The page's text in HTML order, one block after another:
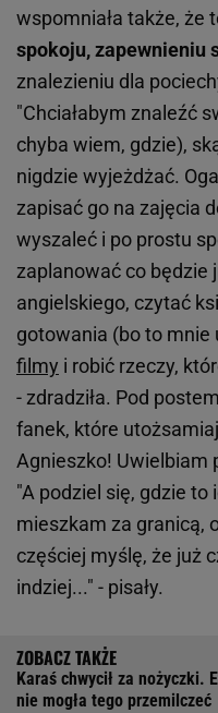
wspomniała także, że
spokoju, zapewnieniu
znalezieniu dla
"Chciałabym znaleźć
chyba wiem, gdzie),
nigdzie wyjeżdżać.
zapisać go na zajęcia
wyszaleć i po prostu
zaplanować co będzie
angielskiego, czytać
gotowania (bo to mnie
filmy i robić rzeczy,
- zdradziła. Pod
fanek, które
Agnieszko! Uwielbiam
"A podziel się, gdzie
mieszkam za granicą,
częściej myślę, że już
indziej..." - pisały.
Karaś chwycił za nożyczki.
nie mogła tego przemilczeć